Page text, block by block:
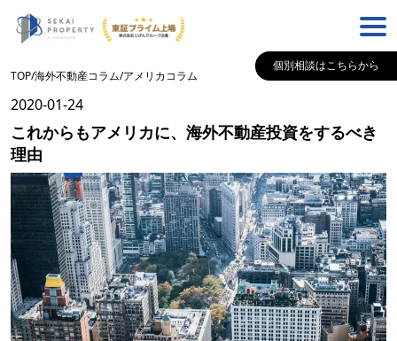
個別相談はこちらから
TOP/海外不動産コラム/アメリカコラム
2020-01-24
これからもアメリカに、海外不動産投資をするべき
理由